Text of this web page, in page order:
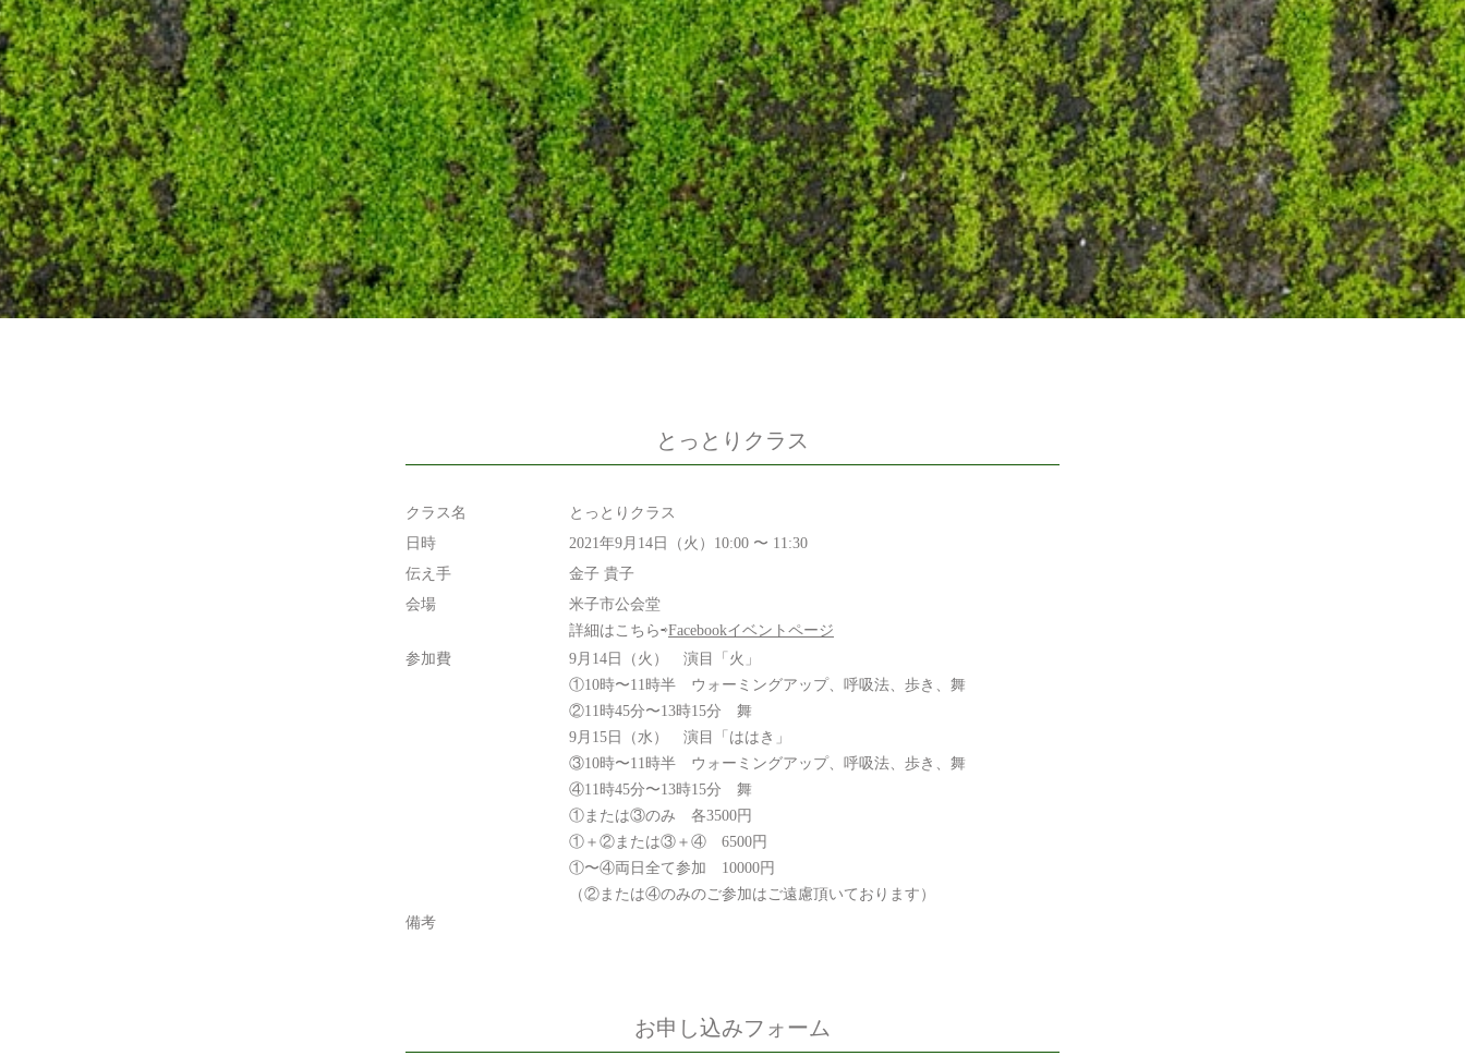
とっとりクラス
クラス名
とっとりクラス
日時
2021年9月14日（火）10:00 〜 11:30
伝え手
金子 貴子
会場
米子市公会堂
詳細はこちら⇨Facebookイベントページ
参加費
9月14日（火） 演目「火」
①10時〜11時半 ウォーミングアップ、呼吸法、歩き、舞
②11時45分〜13時15分 舞
9月15日（水） 演目「ははき」
③10時〜11時半 ウォーミングアップ、呼吸法、歩き、舞
④11時45分〜13時15分 舞
①または③のみ 各3500円
①＋②または③＋④ 6500円
①〜④両日全て参加 10000円
（②または④のみのご参加はご遠慮頂いております）
備考
お申し込みフォーム